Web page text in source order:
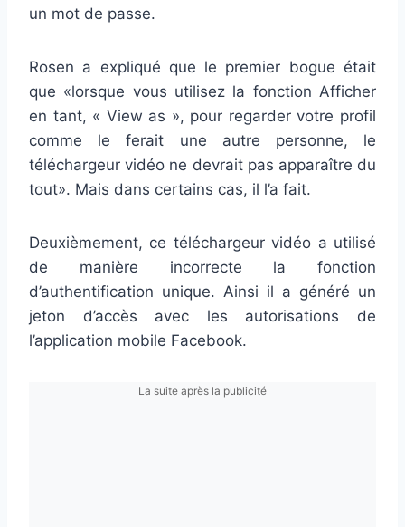
un mot de passe.
Rosen a expliqué que le premier bogue était
que «lorsque vous utilisez la fonction Afficher
en tant, « View as », pour regarder votre profil
comme le ferait une autre personne, le
téléchargeur vidéo ne devrait pas apparaître du
tout». Mais dans certains cas, il l’a fait.
Deuxièmement, ce téléchargeur vidéo a utilisé
de manière incorrecte la fonction
d’authentification unique. Ainsi il a généré un
jeton d’accès avec les autorisations de
l’application mobile Facebook.
La suite après la publicité